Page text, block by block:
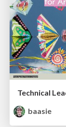
baasie